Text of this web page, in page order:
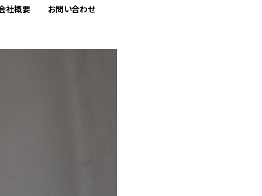
社概要 お問い合わせ